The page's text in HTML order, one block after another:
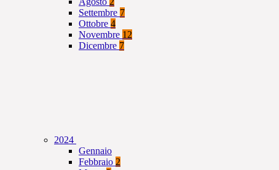
Settembre 7
Ottobre 4
Novembre 12
Dicembre 7
2024
Gennaio
Febbraio 2